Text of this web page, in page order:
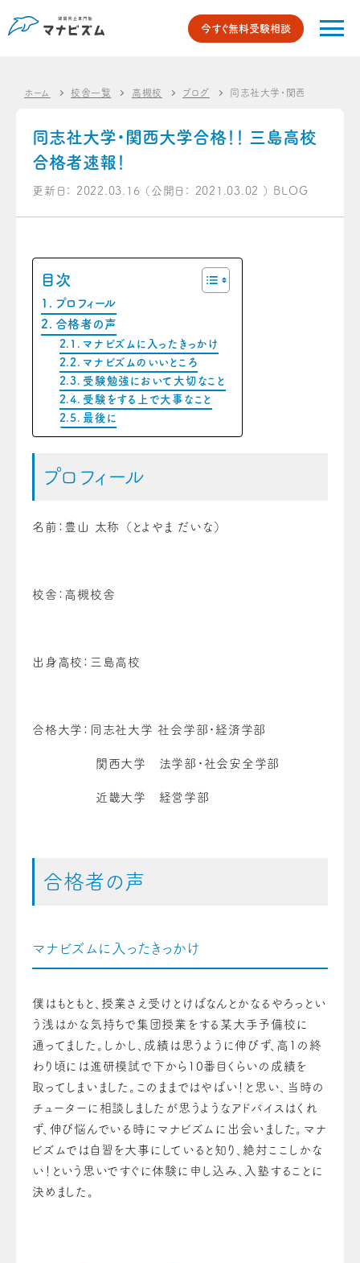
今すぐ無料受験相談
ホーム 校舎一覧 高槻校 ブログ 同志社大学・関西大学合格！
同志社大学・関西大学合格！！ 三島高校
合格者速報！
更新日： 2022.03.16 （公開日： 2021.03.02 ） BLOG
目次
プロフィール
合格者の声
マナビズムに入ったきっかけ
マナビズムのいいところ
受験勉強において大切なこと
受験をする上で大事なこと
最後に
プロフィール
名前：豊山 太称 （とよやま だいな）
校舎：高槻校舎
出身高校：三島高校
合格大学：同志社大学 社会学部・経済学部
関西大学 法学部・社会安全学部
近畿大学 経営学部
合格者の声
マナビズムに入ったきっかけ
僕はもともと、授業さえ受けとけばなんとかなるやろっとい
う浅はかな気持ちで集団授業をする某大手予備校に
通ってました。しかし、成績は思うように伸びず、高1の終
わり頃には進研模試で下から10番目くらいの成績を
取ってしまいました。このままではやばい！と思い、当時の
チューターに相談しましたが思うようなアドバイスはくれ
ず、伸び悩んでいる時にマナビズムに出会いました。マナ
ビズムでは自習を大事にしていると知り、絶対ここしかな
い！という思いですぐに体験に申し込み、入塾することに
決めました。